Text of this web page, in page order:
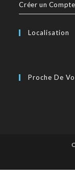
Créer un Compte
Localisation
Proche De